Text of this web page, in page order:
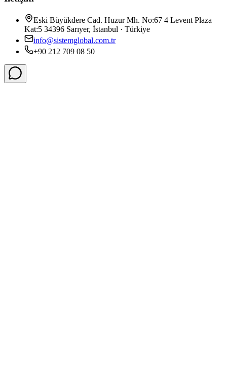
Eski Büyükdere Cad. Huzur Mh. No:67 4 Levent Plaza
Kat:5 34396 Sarıyer, İstanbul · Türkiye
info@sistemglobal.com.tr
+90 212 709 08 50